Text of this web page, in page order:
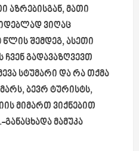
აზრებისგან, მათი
ვიღაც
წლის შემდეგ, ასეთი
ჩვენ გადავაზღვევთ
სტუმარი და რა თქმა
ბევრ ტურისტს,
მიმართ ვიქნებით
მამუკა